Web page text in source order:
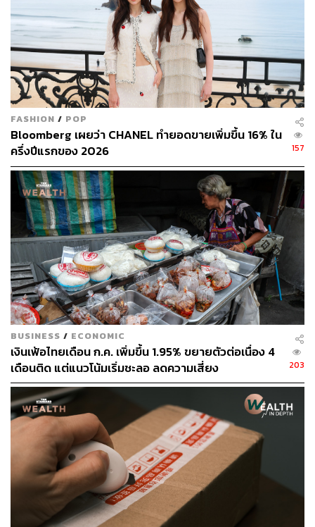
FASHION / POP
Bloomberg เผยว่า CHANEL ทำยอดขายเพิ่มขึ้น 16% ใน
ครึ่งปีแรกของ 2026
157
BUSINESS / ECONOMIC
เงินเฟ้อไทยเดือน ก.ค. เพิ่มขึ้น 1.95% ขยายตัวต่อเนื่อง 4
เดือนติด แต่แนวโน้มเริ่มชะลอ ลดความเสี่ยง
Stagflation
203